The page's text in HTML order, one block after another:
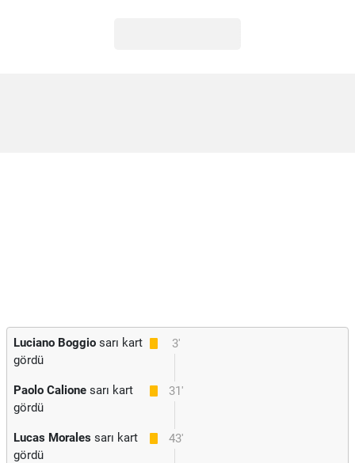
3'
Luciano Boggio sarı kart
gördü
31'
Paolo Calione sarı kart
gördü
43'
Lucas Morales sarı kart
gördü